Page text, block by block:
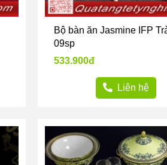
Bộ bàn ăn Jasmine IFP
09sp
533.900đ
Liên hệ